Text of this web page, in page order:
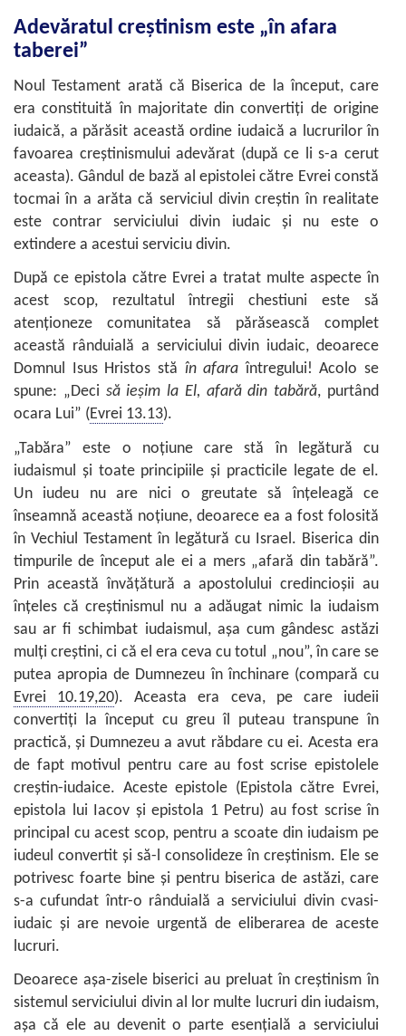
Adevăratul creştinism este „în afara
taberei”
Noul Testament arată că Biserica de la început, care
era constituită în majoritate din convertiţi de origine
iudaică, a părăsit această ordine iudaică a lucrurilor în
favoarea creştinismului adevărat (după ce li s-a cerut
aceasta). Gândul de bază al epistolei către Evrei constă
tocmai în a arăta că serviciul divin creştin în realitate
este contrar serviciului divin iudaic şi nu este o
extindere a acestui serviciu divin.
După ce epistola către Evrei a tratat multe aspecte în
acest scop, rezultatul întregii chestiuni este să
atenţioneze comunitatea să părăsească complet
această rânduială a serviciului divin iudaic, deoarece
Domnul Isus Hristos stă în afara întregului! Acolo se
spune: „Deci să ieşim la El, afară din tabără, purtând
ocara Lui” (Evrei 13.13).
„Tabăra” este o noţiune care stă în legătură cu
iudaismul şi toate principiile şi practicile legate de el.
Un iudeu nu are nici o greutate să înţeleagă ce
înseamnă această noţiune, deoarece ea a fost folosită
în Vechiul Testament în legătură cu Israel. Biserica din
timpurile de început ale ei a mers „afară din tabără”.
Prin această învăţătură a apostolului credincioşii au
înţeles că creştinismul nu a adăugat nimic la iudaism
sau ar fi schimbat iudaismul, aşa cum gândesc astăzi
mulţi creştini, ci că el era ceva cu totul „nou”, în care se
putea apropia de Dumnezeu în închinare (compară cu
Evrei 10.19,20). Aceasta era ceva, pe care iudeii
convertiţi la început cu greu îl puteau transpune în
practică, şi Dumnezeu a avut răbdare cu ei. Acesta era
de fapt motivul pentru care au fost scrise epistolele
creştin-iudaice. Aceste epistole (Epistola către Evrei,
epistola lui Iacov şi epistola 1 Petru) au fost scrise în
principal cu acest scop, pentru a scoate din iudaism pe
iudeul convertit şi să-l consolideze în creştinism. Ele se
potrivesc foarte bine şi pentru biserica de astăzi, care
s-a cufundat într-o rânduială a serviciului divin cvasi-
iudaic şi are nevoie urgentă de eliberarea de aceste
lucruri.
Deoarece aşa-zisele biserici au preluat în creştinism în
sistemul serviciului divin al lor multe lucruri din iudaism,
aşa că ele au devenit o parte esenţială a serviciului